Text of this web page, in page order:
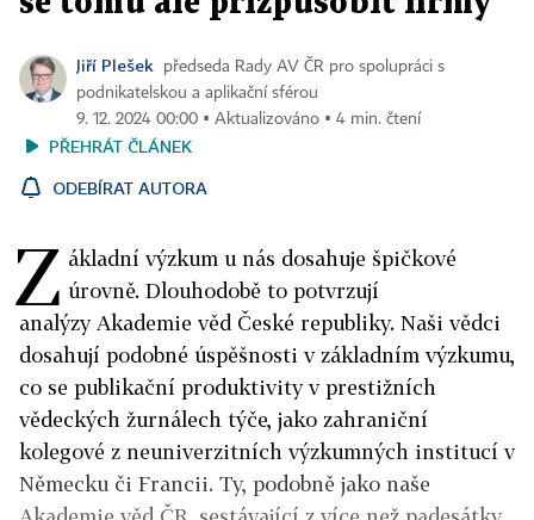
Jiří Plešek
předseda Rady AV ČR pro spolupráci s
podnikatelskou a aplikační sférou
9. 12. 2024 00:00 ▪ Aktualizováno ▪ 4 min. čtení
PŘEHRÁT ČLÁNEK
ODEBÍRAT AUTORA
Z ákladní výzkum u nás dosahuje špičkové
úrovně. Dlouhodobě to potvrzují
analýzy Akademie věd České republiky. Naši vědci
dosahují podobné úspěšnosti v základním výzkumu,
co se publikační produktivity v prestižních
vědeckých žurnálech týče, jako zahraniční
kolegové z neuniverzitních výzkumných institucí v
Německu či Francii. Ty, podobně jako naše